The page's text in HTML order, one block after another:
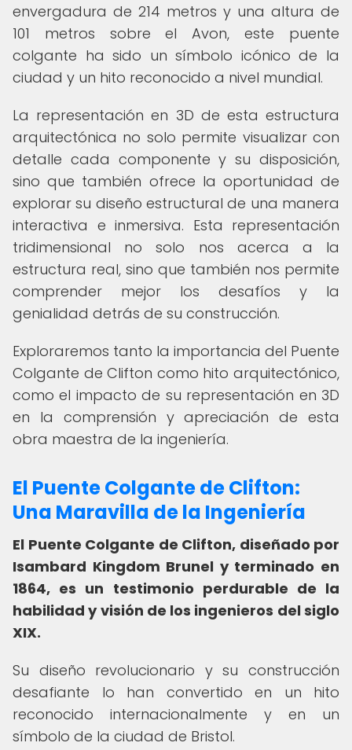
envergadura de 214 metros y una altura de
101 metros sobre el Avon, este puente
colgante ha sido un símbolo icónico de la
ciudad y un hito reconocido a nivel mundial.
La representación en 3D de esta estructura
arquitectónica no solo permite visualizar con
detalle cada componente y su disposición,
sino que también ofrece la oportunidad de
explorar su diseño estructural de una manera
interactiva e inmersiva. Esta representación
tridimensional no solo nos acerca a la
estructura real, sino que también nos permite
comprender mejor los desafíos y la
genialidad detrás de su construcción.
Exploraremos tanto la importancia del Puente
Colgante de Clifton como hito arquitectónico,
como el impacto de su representación en 3D
en la comprensión y apreciación de esta
obra maestra de la ingeniería.
El Puente Colgante de Clifton:
Una Maravilla de la Ingeniería
El Puente Colgante de Clifton, diseñado por
Isambard Kingdom Brunel y terminado en
1864, es un testimonio perdurable de la
habilidad y visión de los ingenieros del siglo
XIX.
Su diseño revolucionario y su construcción
desafiante lo han convertido en un hito
reconocido internacionalmente y en un
símbolo de la ciudad de Bristol.